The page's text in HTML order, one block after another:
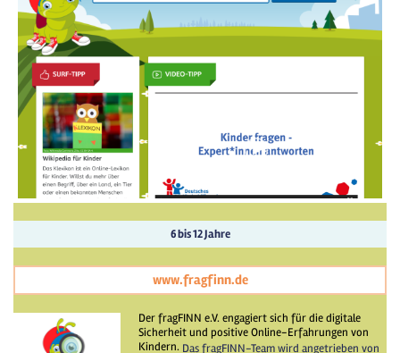
6 bis 12 Jahre
www.fragfinn.de
Der fragFINN e.V. engagiert sich für die digitale
Sicherheit und positive Online-Erfahrungen von
Kindern. Das fragFINN-Team wird angetrieben von